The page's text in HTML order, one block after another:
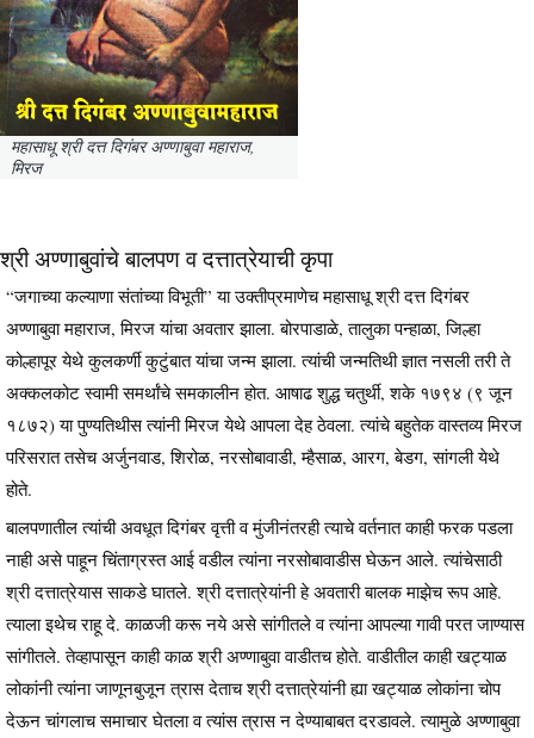
महासाधू श्री दत्त दिगंबर अण्णाबुवा महाराज,
मिरज
श्री अण्णाबुवांचे बालपण व दत्तात्रेयाची कृपा
“जगाच्या कल्याणा संतांच्या विभूती” या उक्तीप्रमाणेच महासाधू श्री दत्त दिगंबर
अण्णाबुवा महाराज, मिरज यांचा अवतार झाला. बोरपाडाळे, तालुका पन्हाळा, जिल्हा
कोल्हापूर येथे कुलकर्णी कुटुंबात यांचा जन्म झाला. त्यांची जन्मतिथी ज्ञात नसली तरी ते
अक्कलकोट स्वामी समर्थांचे समकालीन होत. आषाढ शुद्ध चतुर्थी, शके १७९४ (९ जून
१८७२) या पुण्यतिथीस त्यांनी मिरज येथे आपला देह ठेवला. त्यांचे बहुतेक वास्तव्य मिरज
परिसरात तसेच अर्जुनवाड, शिरोळ, नरसोबावाडी, म्हैसाळ, आरग, बेडग, सांगली येथे
होते.
बालपणातील त्यांची अवधूत दिगंबर वृत्ती व मुंजीनंतरही त्याचे वर्तनात काही फरक पडला
नाही असे पाहून चिंताग्रस्त आई वडील त्यांना नरसोबावाडीस घेऊन आले. त्यांचेसाठी
श्री दत्तात्रेयास साकडे घातले. श्री दत्तात्रेयांनी हे अवतारी बालक माझेच रूप आहे.
त्याला इथेच राहू दे. काळजी करू नये असे सांगीतले व त्यांना आपल्या गावी परत जाण्यास
सांगीतले. तेव्हापासून काही काळ श्री अण्णाबुवा वाडीतच होते. वाडीतील काही खट्याळ
लोकांनी त्यांना जाणूनबुजून त्रास देताच श्री दत्तात्रेयांनी ह्या खट्याळ लोकांना चोप
देऊन चांगलाच समाचार घेतला व त्यांस त्रास न देण्याबाबत दरडावले. त्यामुळे अण्णाबुवा